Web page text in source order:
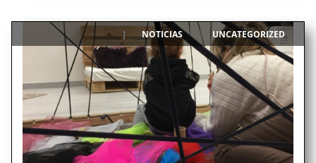
| NOTICIAS UNCATEGORIZED